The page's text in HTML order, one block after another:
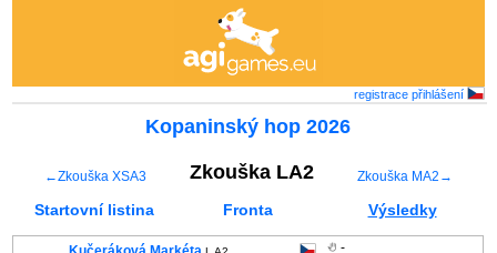
registrace přihlášení
Kopaninský hop 2026
←Zkouška XSA3 Zkouška LA2 Zkouška MA2→
Startovní listina Fronta Výsledky
-